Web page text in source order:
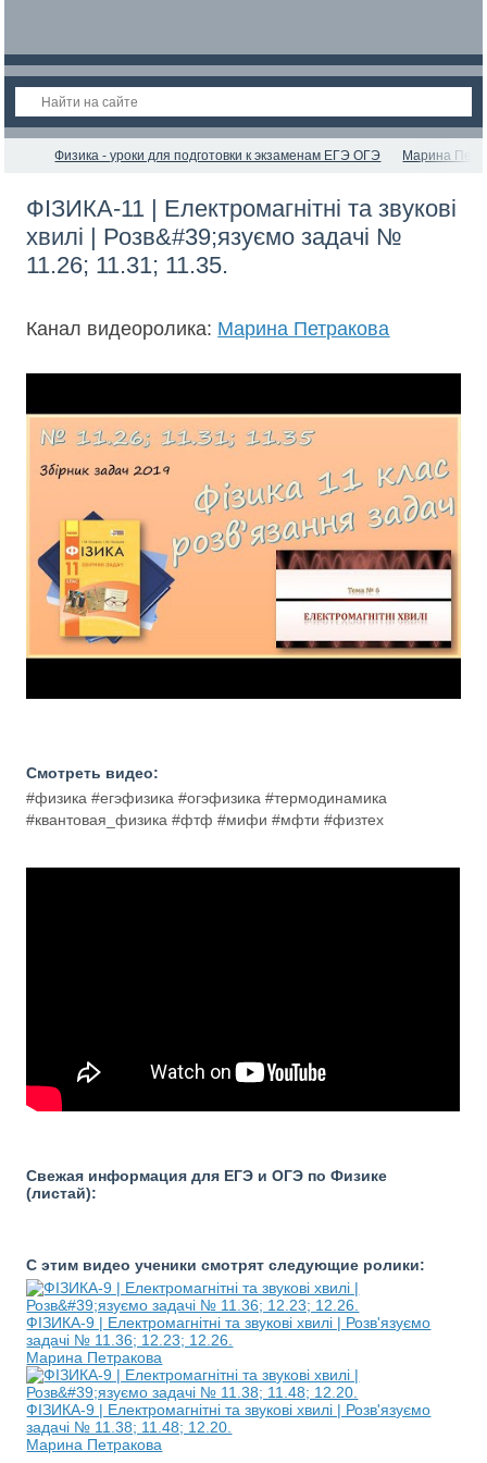
Физика - уроки для подготовки к экзаменам ЕГЭ ОГЭ Марина
ФІЗИКА-11 | Електромагнітні та звукові
хвилі | Розв&#39;язуємо задачі №
11.26; 11.31; 11.35.
Канал видеоролика: Марина Петракова
Смотреть видео:
#физика #егэфизика #огэфизика #термодинамика
#квантовая_физика #фтф #мифи #мфти #физтех
Свежая информация для ЕГЭ и ОГЭ по Физике
(листай):
С этим видео ученики смотрят следующие ролики:
ФІЗИКА-9 | Електромагнітні та звукові хвилі | Розв'язуємо
задачі № 11.36; 12.23; 12.26.
Марина Петракова
ФІЗИКА-9 | Електромагнітні та звукові хвилі | Розв'язуємо
задачі № 11.38; 11.48; 12.20.
Марина Петракова